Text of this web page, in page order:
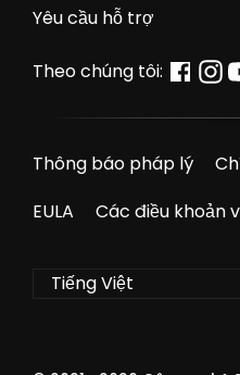
Yêu cầu hỗ trợ
Theo chúng tôi:
Thông báo pháp lý
EULA
Các điều khoản
Tiếng Việt